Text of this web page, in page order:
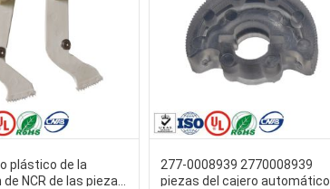
plástico de la
NCR de las piezas
277-0008939 2770008939
piezas del cajero automático